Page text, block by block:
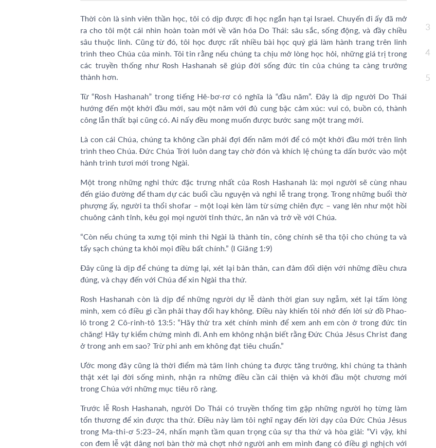
Thời còn là sinh viên thần học, tôi có dịp được đi học ngắn hạn tại Israel. Chuyến đi ấy đã mở
ra cho tôi một cái nhìn hoàn toàn mới về văn hóa Do Thái: sâu sắc, sống động, và đầy chiều
sâu thuộc linh. Cũng từ đó, tôi học được rất nhiều bài học quý giá làm hành trang trên linh
trình theo Chúa của mình. Tôi tin rằng nếu chúng ta chịu mở lòng học hỏi, những giá trị trong
các truyền thống như Rosh Hashanah sẽ giúp đời sống đức tin của chúng ta càng trưởng
thành hơn.
Từ “Rosh Hashanah” trong tiếng Hê-bơ-rơ có nghĩa là “đầu năm”. Đây là dịp người Do Thái
hướng đến một khởi đầu mới, sau một năm với đủ cung bậc cảm xúc: vui có, buồn có, thành
công lẫn thất bại cũng có. Ai nấy đều mong muốn được bước sang một trang mới.
Là con cái Chúa, chúng ta không cần phải đợi đến năm mới để có một khởi đầu mới trên linh
trình theo Chúa. Đức Chúa Trời luôn dang tay chờ đón và khích lệ chúng ta dấn bước vào một
hành trình tươi mới trong Ngài.
Một trong những nghi thức đặc trưng nhất của Rosh Hashanah là: mọi người sẽ cùng nhau
đến giáo đường để tham dự các buổi cầu nguyện và nghi lễ trang trọng. Trong những buổi thờ
phượng ấy, người ta thổi shofar – một loại kèn làm từ sừng chiên đực – vang lên như một hồi
chuông cảnh tỉnh, kêu gọi mọi người tỉnh thức, ăn năn và trở về với Chúa.
“Còn nếu chúng ta xưng tội mình thì Ngài là thành tín, công chính sẽ tha tội cho chúng ta và
tẩy sạch chúng ta khỏi mọi điều bất chính.” (I Giăng 1:9)
Đây cũng là dịp để chúng ta dừng lại, xét lại bản thân, can đảm đối diện với những điều chưa
đúng, và chạy đến với Chúa để xin Ngài tha thứ.
Rosh Hashanah còn là dịp để những người dự lễ dành thời gian suy ngẫm, xét lại tấm lòng
mình, xem có điều gì cần phải thay đổi hay không. Điều này khiến tôi nhớ đến lời sứ đồ Phao-
lô trong 2 Cô-rinh-tô 13:5: “Hãy thử tra xét chính mình để xem anh em còn ở trong đức tin
chăng! Hãy tự kiểm chứng mình đi. Anh em không nhận biết rằng Đức Chúa Jêsus Christ đang
ở trong anh em sao? Trừ phi anh em không đạt tiêu chuẩn.”
Ước mong đây cũng là thời điểm mà tâm linh chúng ta được tăng trưởng, khi chúng ta thành
thật xét lại đời sống mình, nhận ra những điều cần cải thiện và khởi đầu một chương mới
trong Chúa với những mục tiêu rõ ràng.
Trước lễ Rosh Hashanah, người Do Thái có truyền thống tìm gặp những người họ từng làm
tổn thương để xin được tha thứ. Điều này làm tôi nghĩ ngay đến lời dạy của Đức Chúa Jêsus
trong Ma-thi-ơ 5:23–24, nhấn mạnh tầm quan trọng của sự tha thứ và hòa giải: “Vì vậy, khi
con đem lễ vật dâng nơi bàn thờ mà chợt nhớ người anh em mình đang có điều gì nghịch với
3
4
5